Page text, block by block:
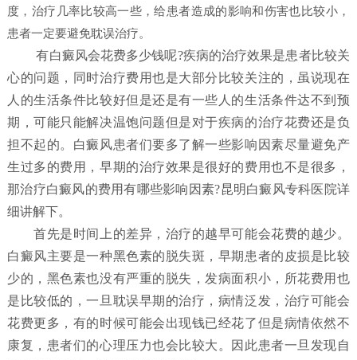
度，治疗几率比较高一些，给患者造成的影响和伤害也比较小，
患者一定要避免耽误治疗。
有白癜风会花费多少钱呢?疾病的治疗效果是患者比较关
心的问题，同时治疗费用也是大部分比较关注的，虽说现在
人的生活条件比较好但是还是有一些人的生活条件达不到预
期，可能只能解决温饱问题但是对于疾病的治疗花费还是负
担不起的。白癜风患者们要多了解一些影响因素尽量避免产
生过多的费用，早期的治疗效果是很好的费用也不是很多，
那治疗白癜风的费用有哪些影响因素?昆明白癜风专科医院详
细讲解下。
首先是时间上的差异，治疗的越早可能会花费的越少。
白癜风主要是一种黑色素的脱失斑，早期患者的皮损是比较
少的，黑色素也没有严重的脱失，发病面积小，所花费用也
是比较低的，一旦耽误早期的治疗，病情泛发，治疗可能会
花费更多，有的时候可能会出现钱已经花了但是病情依然不
康复，患者们的心理压力也会比较大。因此患者一旦发现自